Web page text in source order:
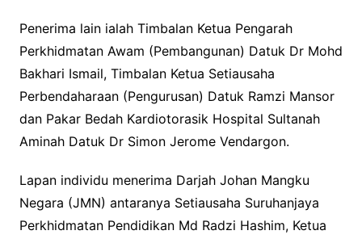
Penerima lain ialah Timbalan Ketua Pengarah
Perkhidmatan Awam (Pembangunan) Datuk Dr Mohd
Bakhari Ismail, Timbalan Ketua Setiausaha
Perbendaharaan (Pengurusan) Datuk Ramzi Mansor
dan Pakar Bedah Kardiotorasik Hospital Sultanah
Aminah Datuk Dr Simon Jerome Vendargon.
Lapan individu menerima Darjah Johan Mangku
Negara (JMN) antaranya Setiausaha Suruhanjaya
Perkhidmatan Pendidikan Md Radzi Hashim, Ketua